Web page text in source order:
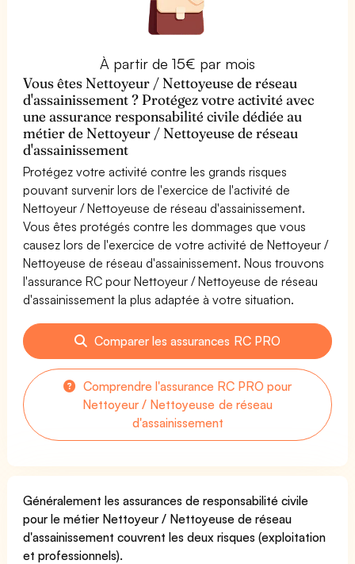
À partir de 15€ par mois
Vous êtes Nettoyeur / Nettoyeuse de réseau
d'assainissement ? Protégez votre activité avec
une assurance responsabilité civile dédiée au
métier de Nettoyeur / Nettoyeuse de réseau
d'assainissement
Protégez votre activité contre les grands risques
pouvant survenir lors de l'exercice de l'activité de
Nettoyeur / Nettoyeuse de réseau d'assainissement.
Vous êtes protégés contre les dommages que vous
causez lors de l'exercice de votre activité de Nettoyeur /
Nettoyeuse de réseau d'assainissement. Nous trouvons
l'assurance RC pour Nettoyeur / Nettoyeuse de réseau
d'assainissement la plus adaptée à votre situation.
Comparer les assurances RC PRO
Comprendre l'assurance RC PRO pour
Nettoyeur / Nettoyeuse de réseau
d'assainissement
Généralement les assurances de responsabilité civile
pour le métier Nettoyeur / Nettoyeuse de réseau
d'assainissement couvrent les deux risques (exploitation
et professionnels).